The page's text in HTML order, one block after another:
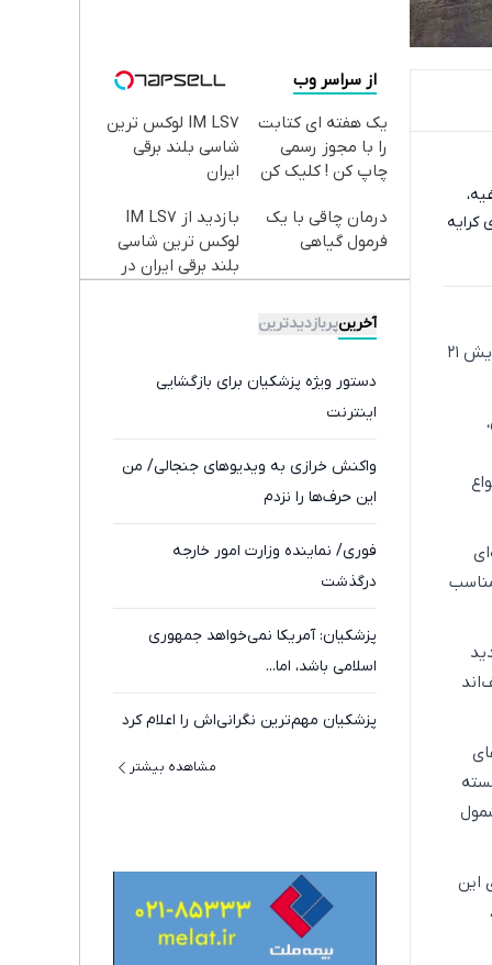
ابلاغیه،
بخشنامه‌ای خطاب به انجمن‌های صنفی شرکت‌ها و مؤسسات حمل‌ونقل مسافر سراسر کشور، از افزایش ۲۱
این
از سراسر وب
یک هفته ای کتابت
را با مجوز رسمی
چاپ کن ! کلیک کن
IM LS7 لوکس ترین
شاسی بلند برقی
ایران
درمان چاقی با یک
فرمول گیاهی
بازدید از IM LS7
لوکس ترین شاسی
بلند برقی ایران در
آخرینپربازدیدترین
دستور ویژه پزشکیان برای بازگشایی
اینترنت
واکنش خرازی به ویدیوهای جنجالی/ من
این حرف‌ها را نزدم
فوری/ نماینده وزارت امور خارجه
درگذشت
پزشکیان: آمریکا نمی‌خواهد جمهوری
اسلامی باشد، اما...
پزشکیان مهم‌ترین نگرانی‌اش را اعلام کرد
مشاهده بیشتر